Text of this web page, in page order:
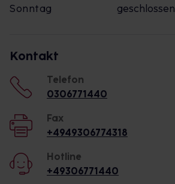
Sonntag
geschlossen
Kontakt
Telefon
0306771440
Fax
+4949306774318
Hotline
+49306771440